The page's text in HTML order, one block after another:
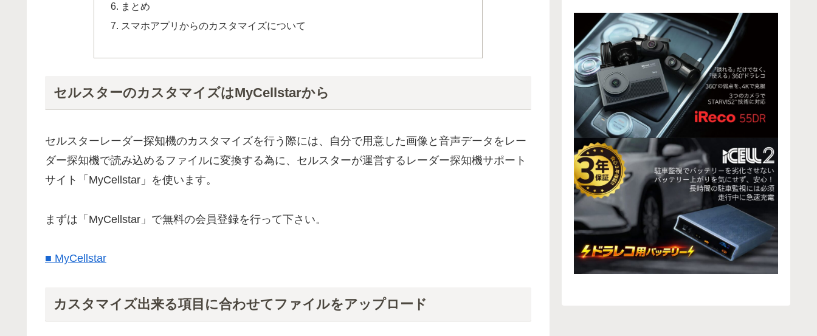
まとめ
スマホアプリからのカスタマイズについて
セルスターのカスタマイズはMyCellstarから
セルスターレーダー探知機のカスタマイズを行う際には、自分で用意した画像と音声データをレー
ダー探知機で読み込めるファイルに変換する為に、セルスターが運営するレーダー探知機サポート
サイト「MyCellstar」を使います。
まずは「MyCellstar」で無料の会員登録を行って下さい。
■ MyCellstar
カスタマイズ出来る項目に合わせてファイルをアップロード